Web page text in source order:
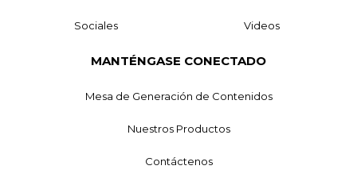
Sociales Videos
MANTÉNGASE CONECTADO
Mesa de Generación de Contenidos
Nuestros Productos
Contáctenos